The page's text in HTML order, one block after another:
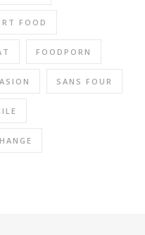
FOOD
FOODPORN
SANS FOUR